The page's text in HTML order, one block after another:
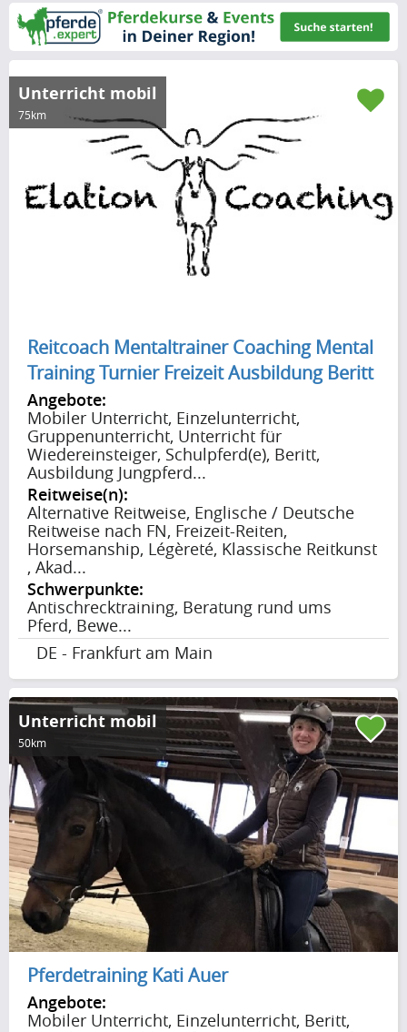
Unterricht mobil
75km
Reitcoach Mentaltrainer Coaching Mental
Training Turnier Freizeit Ausbildung Beritt
Angebote:
Mobiler Unterricht, Einzelunterricht,
Gruppenunterricht, Unterricht für
Wiedereinsteiger, Schulpferd(e), Beritt,
Ausbildung Jungpferd...
Reitweise(n):
Alternative Reitweise, Englische / Deutsche
Reitweise nach FN, Freizeit-Reiten,
Horsemanship, Légèreté, Klassische Reitkunst
, Akad...
Schwerpunkte:
Antischrecktraining, Beratung rund ums
Pferd, Bewe...
DE - Frankfurt am Main
Unterricht mobil
50km
Pferdetraining Kati Auer
Angebote:
Mobiler Unterricht, Einzelunterricht, Beritt,